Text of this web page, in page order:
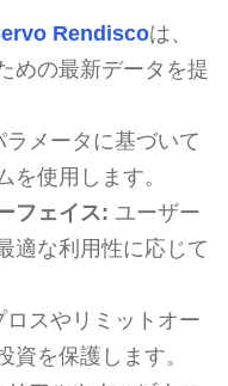
Rendiscoは、
めの最新データを提
メータに基づいて
を使用します。
フェイス: ユーザー
適な利用性に応じて
ロスやリミットオー
資を保護します。